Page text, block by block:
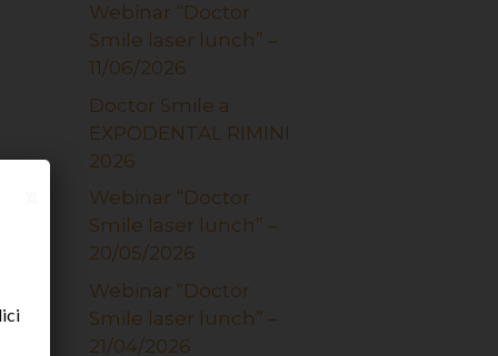
Webinar “Doctor
Smile laser lunch” –
11/06/2026
Doctor Smile a
EXPODENTAL RIMINI
2026
Webinar “Doctor
Smile laser lunch” –
20/05/2026
Webinar “Doctor
Smile laser lunch” –
21/04/2026